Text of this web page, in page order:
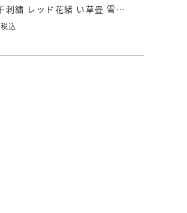
干支 午刺繍 レッド花緒 い草畳 雪駄【メンズ】｜H61 赤
税込